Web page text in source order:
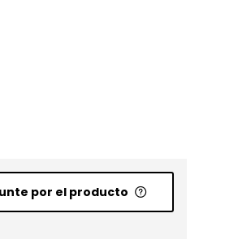
por el producto